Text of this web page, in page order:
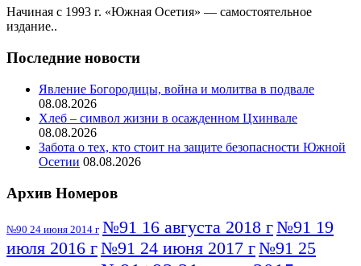
Начиная с 1993 г. «Южная Осетия» — самостоятельное
издание..
Последние новости
Явление Богородицы, война и молитва в подвале
08.08.2026
Хлеб – символ жизни в осажденном Цхинвале
08.08.2026
Забота о тех, кто стоит на защите безопасности Южной
Осетии 08.08.2026
Архив Номеров
№90 24 июня 2014 г №91 16 августа 2018 г№91 19
июля 2016 г№91 24 июня 2017 г№91 25